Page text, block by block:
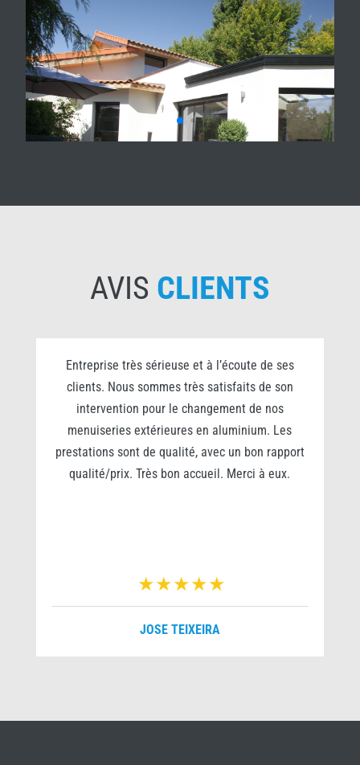
AVIS CLIENTS
Entreprise très sérieuse et à l’écoute de ses
clients. Nous sommes très satisfaits de son
intervention pour le changement de nos
menuiseries extérieures en aluminium. Les
prestations sont de qualité, avec un bon rapport
qualité/prix. Très bon accueil. Merci à eux.
JOSE TEIXEIRA